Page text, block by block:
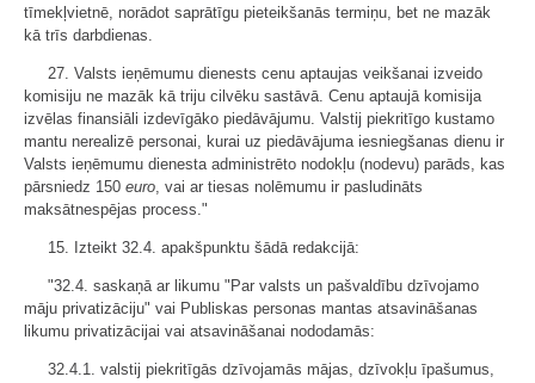
tīmekļvietnē, norādot saprātīgu pieteikšanās termiņu, bet ne mazāk
kā trīs darbdienas.
27. Valsts ieņēmumu dienests cenu aptaujas veikšanai izveido
komisiju ne mazāk kā triju cilvēku sastāvā. Cenu aptaujā komisija
izvēlas finansiāli izdevīgāko piedāvājumu. Valstij piekritīgo kustamo
mantu nerealizē personai, kurai uz piedāvājuma iesniegšanas dienu ir
Valsts ieņēmumu dienesta administrēto nodokļu (nodevu) parāds, kas
pārsniedz 150 euro , vai ar tiesas nolēmumu ir pasludināts
maksātnespējas process."
15. Izteikt 32.4. apakšpunktu šādā redakcijā:
"32.4. saskaņā ar likumu "Par valsts un pašvaldību dzīvojamo
māju privatizāciju" vai Publiskas personas mantas atsavināšanas
likumu privatizācijai vai atsavināšanai nododamās:
32.4.1. valstij piekritīgās dzīvojamās mājas, dzīvokļu īpašumus,